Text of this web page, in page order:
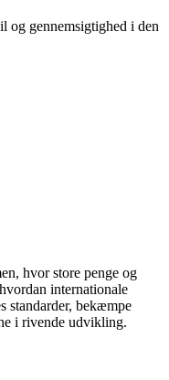
og gennemsigtighed i den
hvor store penge og
internationale
standarder, bekæmpe
i rivende udvikling.